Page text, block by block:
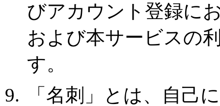
びアカウント登録に
および本サービスの
す。
「名刺」とは、自己